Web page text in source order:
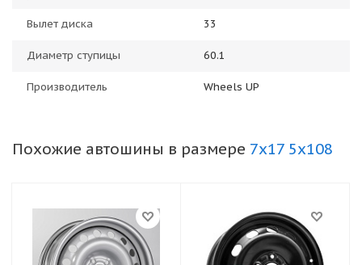
Вылет диска 33
Диаметр ступицы 60.1
Производитель Wheels UP
Похожие автошины в размере 7x17 5x108